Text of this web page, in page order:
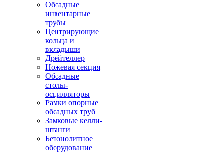
Обсадные
инвентарные
трубы
Центрирующие
кольца и
вкладыши
Дрейтеллер
Ножевая секция
Обсадные
столы-
осцилляторы
Рамки опорные
обсадных труб
Замковые келли-
штанги
Бетонолитное
оборудование